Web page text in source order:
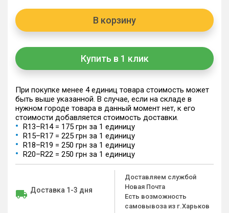
В корзину
Купить в 1 клик
При покупке менее 4 единиц товара стоимость может
быть выше указанной. В случае, если на складе в
нужном городе товара в данный момент нет, к его
стоимости добавляется стоимость доставки.
R13–R14 = 175 грн за 1 единицу
R15–R17 = 225 грн за 1 единицу
R18–R19 = 250 грн за 1 единицу
R20–R22 = 250 грн за 1 единицу
Доставка 1-3 дня
Доставляем службой
Новая Почта
Есть возможность
самовывоза из г.Харьков